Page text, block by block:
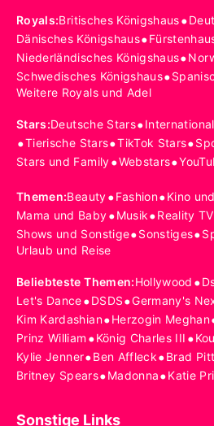
Royals:Britisches Königshaus•
Dänisches Königshaus•
Niederländisches Königshaus•
Schwedisches Königshaus•
Weitere Royals und Adel
Stars:Deutsche Stars•
•Tierische Stars•TikTok Stars•
Stars und Family•Webstars•
Themen:Beauty•Fashion•Kino
Mama und Baby•Musik•Reality TV
Shows und Sonstige•Sonstiges•
Urlaub und Reise
Beliebteste Themen:Hollywood •
Let's Dance•DSDS•Germany's
Kim Kardashian•Herzogin Meghan
Prinz William •König Charles III •
Kylie Jenner•Ben Affleck•Brad Pitt
Britney Spears•Madonna•Katie
Sonstige Links